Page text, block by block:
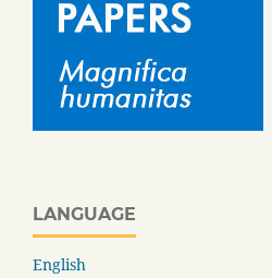
LANGUAGE
English